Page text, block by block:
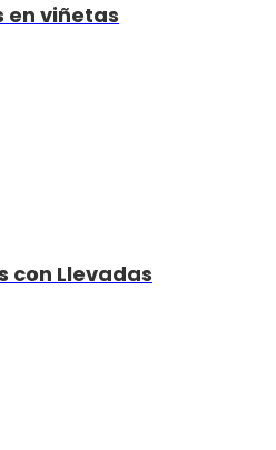
en viñetas
con Llevadas